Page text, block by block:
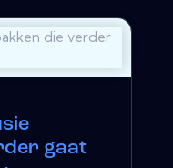
gaat